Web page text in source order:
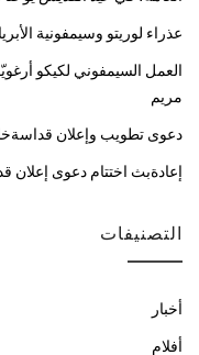
عذراء لوريتو وسيمفونية
العمل السيمفوني لكيكو
مريم
دعوى تطويب وإعلان
إعادةبث اختتام دعوى إعلان
التصنيفات
أخبار
أفلام